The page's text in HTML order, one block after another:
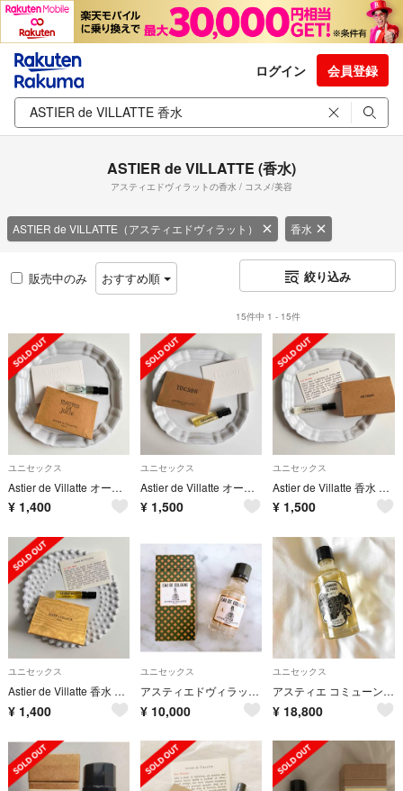
ログイン 会員登録
ASTIER de VILLATTE (香水)
アスティエドヴィラットの香水 / コスメ/美容
ASTIER de VILLATTE（アスティエドヴィラット） 香水
販売中のみ おすすめ順 絞り込み
15件中 1 - 15件
ユニセックス
Astier de Villatte オーデコロン Mantes-La
¥ 1,400
ユニセックス
Astier de Villatte オーデコロン TUCSON
¥ 1,500
ユニセックス
Astier de Villatte 香水 Eau Fugace
¥ 1,500
ユニセックス
Astier de Villatte 香水 LE DIEU BLEU
¥ 1,400
ユニセックス
アスティエドヴィラット オーデコロン 50ml♪
¥ 10,000
ユニセックス
アスティエ コミューンドパリ オーデコロン 香水
¥ 18,800